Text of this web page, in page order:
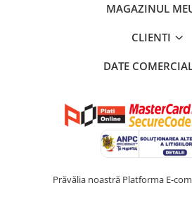
MAGAZINUL
CLIENTI
DATE
Prăvălia noastră Platforma E-